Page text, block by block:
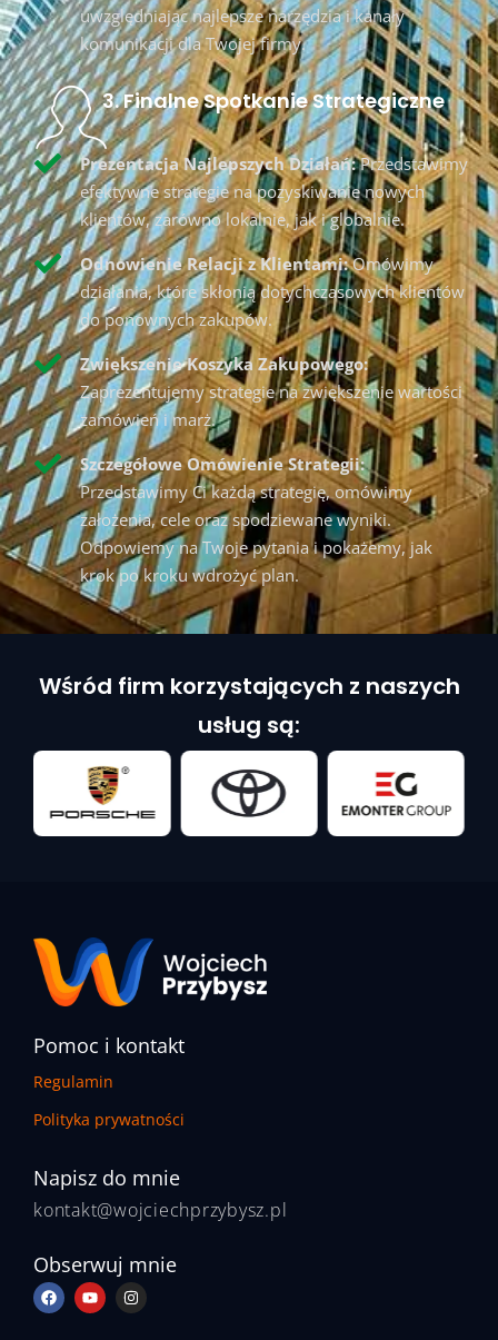
uwzględniając najlepsze narzędzia i kanały
komunikacji dla Twojej firmy.
3. Finalne Spotkanie Strategiczne
Prezentacja Najlepszych Działań:Przedstawimy
efektywne strategie na pozyskiwanie nowych
klientów, zarówno lokalnie, jak i globalnie.
Odnowienie Relacji z Klientami:Omówimy
działania, które skłonią dotychczasowych klientów
do ponownych zakupów.
Zwiększenie Koszyka Zakupowego:
Zaprezentujemy strategie na zwiększenie wartości
zamówień i marż.
Szczegółowe Omówienie Strategii:
Przedstawimy Ci każdą strategię, omówimy
założenia, cele oraz spodziewane wyniki.
Odpowiemy na Twoje pytania i pokażemy, jak
krok po kroku wdrożyć plan.
Wśród firm korzystających z naszych
usług są:
Pomoc i kontakt
Regulamin
Polityka prywatności
Napisz do mnie
kontakt@wojciechprzybysz.pl
Obserwuj mnie